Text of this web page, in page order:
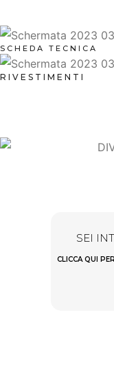
SCHEDA TECNICA
RIVESTIMENTI
SEI
CLICCA QUI